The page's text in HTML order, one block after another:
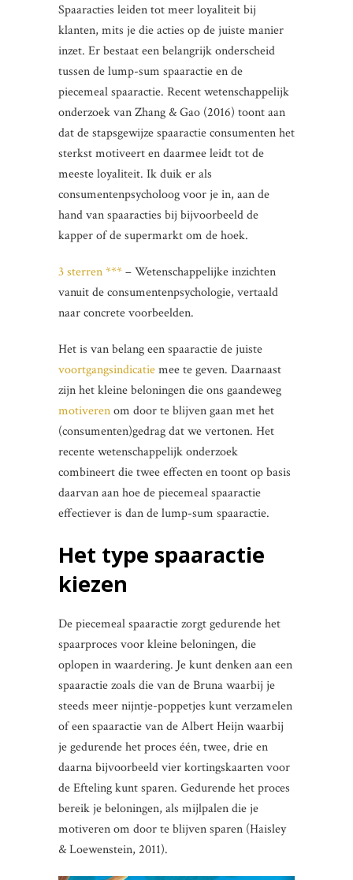
Spaaracties leiden tot meer loyaliteit bij
klanten, mits je die acties op de juiste manier
inzet. Er bestaat een belangrijk onderscheid
tussen de lump-sum spaaractie en de
piecemeal spaaractie. Recent wetenschappelijk
onderzoek van Zhang & Gao (2016) toont aan
dat de stapsgewijze spaaractie consumenten het
sterkst motiveert en daarmee leidt tot de
meeste loyaliteit. Ik duik er als
consumentenpsycholoog voor je in, aan de
hand van spaaracties bij bijvoorbeeld de
kapper of de supermarkt om de hoek.
3 sterren ***– Wetenschappelijke inzichten
vanuit de consumentenpsychologie, vertaald
naar concrete voorbeelden.
Het is van belang een spaaractie de juiste
voortgangsindicatiemee te geven. Daarnaast
zijn het kleine beloningen die ons gaandeweg
motiverenom door te blijven gaan met het
(consumenten)gedrag dat we vertonen. Het
recente wetenschappelijk onderzoek
combineert die twee effecten en toont op basis
daarvan aan hoe de piecemeal spaaractie
effectiever is dan de lump-sum spaaractie.
Het type spaaractie
kiezen
De piecemeal spaaractie zorgt gedurende het
spaarproces voor kleine beloningen, die
oplopen in waardering. Je kunt denken aan een
spaaractie zoals die van de Bruna waarbij je
steeds meer nijntje-poppetjes kunt verzamelen
of een spaaractie van de Albert Heijn waarbij
je gedurende het proces één, twee, drie en
daarna bijvoorbeeld vier kortingskaarten voor
de Efteling kunt sparen. Gedurende het proces
bereik je beloningen, als mijlpalen die je
motiveren om door te blijven sparen (Haisley
& Loewenstein, 2011).